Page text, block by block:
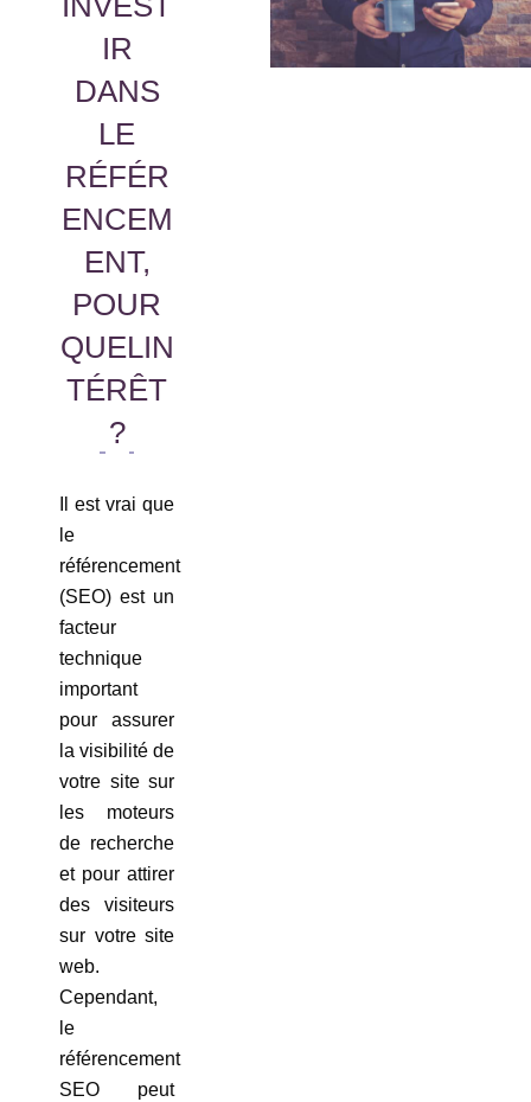
IR
DANS
LE
RÉFÉR
ENCEM
ENT,
POUR
QUELIN
TÉRÊT
?
Il est vrai que
le
référencement
(SEO) est un
facteur
technique
important
pour assurer
la visibilité de
votre site sur
les moteurs
de recherche
et pour attirer
des visiteurs
sur votre site
web.
Cependant,
le
référencement
SEO peut